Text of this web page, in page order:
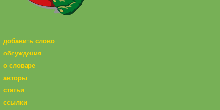
добавить слово
обсуждения
о словаре
авторы
статьи
ссылки